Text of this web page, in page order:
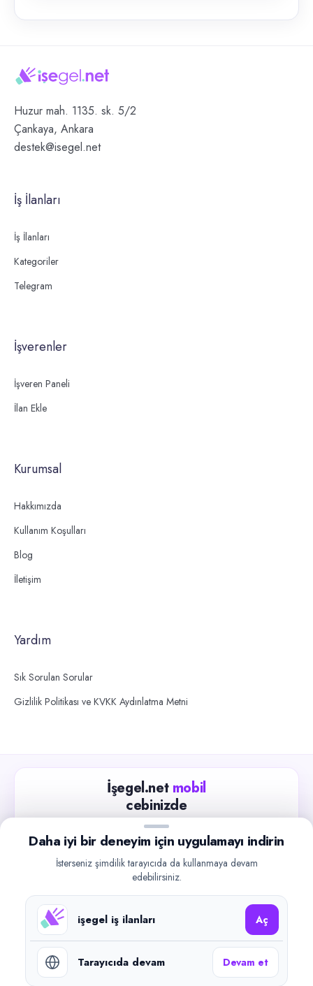
Huzur mah. 1135. sk. 5/2
Çankaya, Ankara
destek@isegel.net
İş İlanları
İş İlanları
Kategoriler
Telegram
İşverenler
İşveren Paneli
İlan Ekle
Kurumsal
Hakkımızda
Kullanım Koşulları
Blog
İletişim
Yardım
Sık Sorulan Sorular
Gizlilik Politikası ve KVKK Aydınlatma Metni
İşegel.net mobil
cebinizde
Güncel iş ilanlarını takip edin, işverenlerle hızlıca
iletişime geçin.
Google Play
©2026işegel.net. Tüm hakları saklıdır.
Daha iyi bir deneyim için uygulamayı indirin
İsterseniz şimdilik tarayıcıda da kullanmaya devam
edebilirsiniz.
işegel iş ilanları Aç
Tarayıcıda devam Devam et